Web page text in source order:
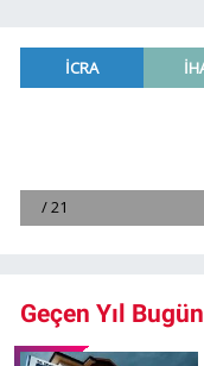
Geçen Yıl Bugün